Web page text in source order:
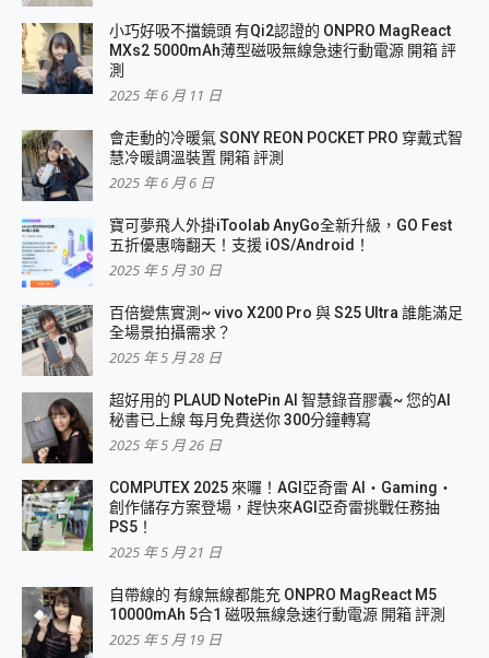
小巧好吸不擋鏡頭 有Qi2認證的 ONPRO MagReact
MXs2 5000mAh薄型磁吸無線急速行動電源 開箱 評
測
2025 年 6 月 11 日
會走動的冷暖氣 SONY REON POCKET PRO 穿戴式智
慧冷暖調溫裝置 開箱 評測
2025 年 6 月 6 日
寶可夢飛人外掛iToolab AnyGo全新升級，GO Fest
五折優惠嗨翻天！支援 iOS/Android！
2025 年 5 月 30 日
百倍變焦實測~ vivo X200 Pro 與 S25 Ultra 誰能滿足
全場景拍攝需求？
2025 年 5 月 28 日
超好用的 PLAUD NotePin AI 智慧錄音膠囊~ 您的AI
秘書已上線 每月免費送你 300分鐘轉寫
2025 年 5 月 26 日
COMPUTEX 2025 來囉！AGI亞奇雷 AI・Gaming・
創作儲存方案登場，趕快來AGI亞奇雷挑戰任務抽
PS5！
2025 年 5 月 21 日
自帶線的 有線無線都能充 ONPRO MagReact M5
10000mAh 5合1 磁吸無線急速行動電源 開箱 評測
2025 年 5 月 19 日